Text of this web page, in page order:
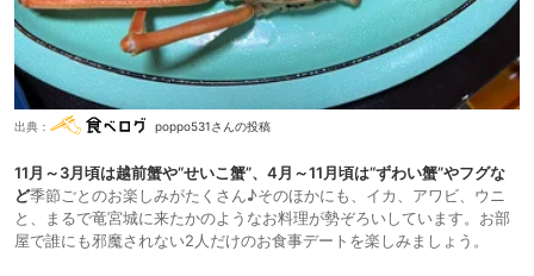
出典： poppo531さんの投稿
11月～3月頃は越前蟹や“せいこ蟹”、4月～11月頃は“ずわい蟹”やフグな
ど季節ごとのお楽しみがたくさん♪そのほかにも、イカ、アワビ、ウニ
と、まるで竜宮城に来たかのようなお料理が勢ぞろいしています。お部
屋で誰にも邪魔されない2人だけのお食事デートを楽しみましょう。